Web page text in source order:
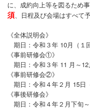
に、成約向上等を図るため
須、日程及び会場はすべて予
《全体説明会》
期日：令和３年 10月（１
《事前研修会①》
期日：令和３年 11 月～
《事前研修会②》
期日：令和４年２月 15日
《事後研修会》
期日：令和４年２月下旬